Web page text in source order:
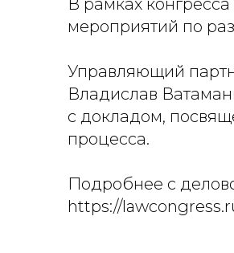
В рамках
мероприятий по
Управляющий
Владислав
с докладом,
процесса.
Подробнее с
https://